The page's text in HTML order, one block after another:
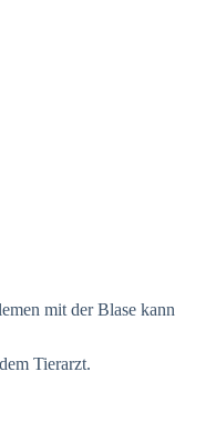
mit der Blase kann
Tierarzt.